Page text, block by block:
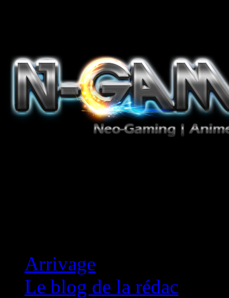
Arrivage
Le blog de la rédac